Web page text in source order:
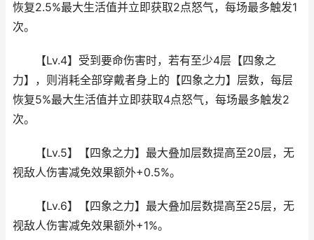
恢复2.5%最大生活值并立即获取2点怒气，每场最多触发1
次。
【Lv.4】受到要命伤害时，若有至少4层【四象之
力】，则消耗全部穿戴者身上的【四象之力】层数，每层
恢复5%最大生活值并立即获取4点怒气，每场最多触发2
次。
【Lv.5】【四象之力】最大叠加层数提高至20层，无
视敌人伤害减免效果额外+0.5%。
【Lv.6】【四象之力】最大叠加层数提高至25层，无
视敌人伤害减免效果额外+1%。